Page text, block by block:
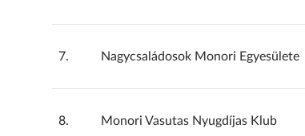
7. Nagycsaládosok Monori Egyesülete
8. Monori Vasutas Nyugdíjas Klub